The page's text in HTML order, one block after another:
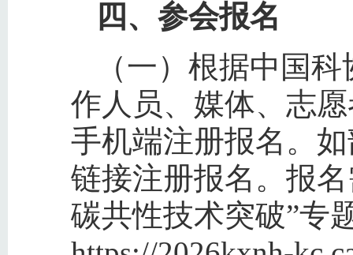
四、参会报名
（一）根据中国
作人员、媒体、志
手机端注册报名。
链接注册报名。报
碳共性技术突破”专